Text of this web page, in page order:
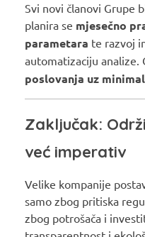
Svi novi članovi Grupe
planira se mjesečno
parametara te razvoj
automatizaciju analize.
poslovanja uz
Zaključak:
već imperativ
Velike kompanije
samo zbog pritiska
zbog potrošača i